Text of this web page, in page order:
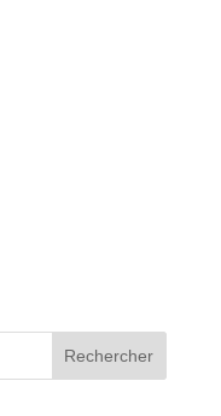
Rechercher